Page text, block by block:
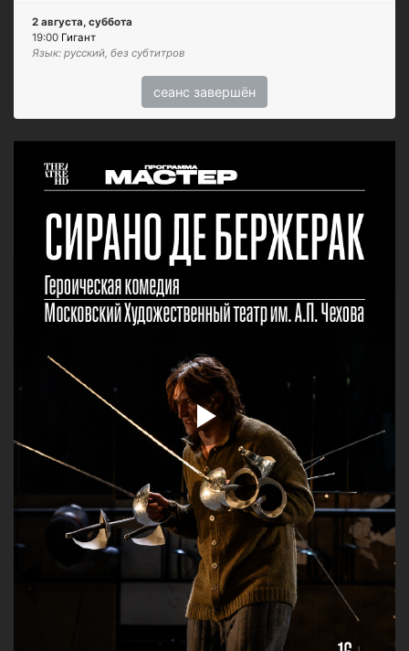
2 августа, суббота
19:00 Гигант
Язык: русский, без субтитров
сеанс завершён